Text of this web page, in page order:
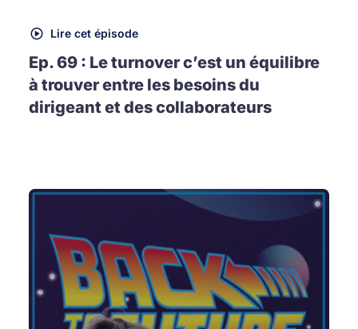
Lire cet épisode
Ep. 69 : Le turnover c’est un équilibre
à trouver entre les besoins du
dirigeant et des collaborateurs